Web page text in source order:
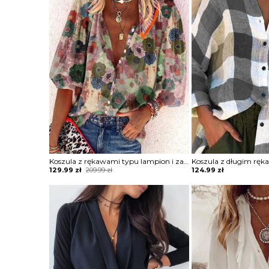
Koszula z rękawami typu lampion i zapinana na guziki w kwiatowy wzór bluzka Massimiana
209.99zł
Original
was:
209.99 zł.
129.99 zł
Current
is:
129.99 zł.
124.99 zł